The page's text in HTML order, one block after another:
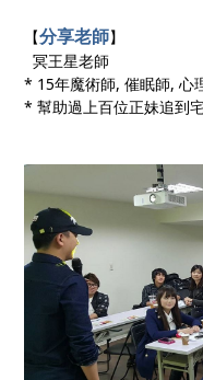
【分享老師】
冥王星老師
* 15年魔術師, 催眠師, 心
* 幫助過上百位正妹追到